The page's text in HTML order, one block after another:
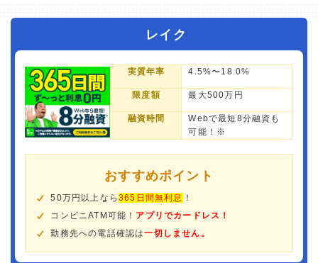
レイク
実質年率 4.5%〜18.0%
限度額 最大500万円
融資時間
Webで最短8分融資も
可能！※
おすすめポイント
50万円以上なら365日間無利息 ！
コンビニATM可能！ アプリでカードレス！
勤務先への電話確認は一切しません。